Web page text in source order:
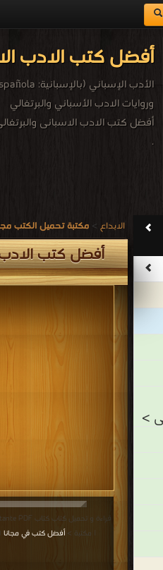
أفضل كتب الادب
وروايات الادب الأسباني والبرتغالي
أفضل كتب الادب الاسبانى
.
>
الابداع > مكتبة تحميل الكتب
أفضل كتب الادب
| مكتبة >أفضل كتب في مجانا|